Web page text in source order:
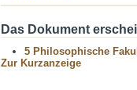
Das Dokument
5 Philosophische
Zur Kurzanzeige